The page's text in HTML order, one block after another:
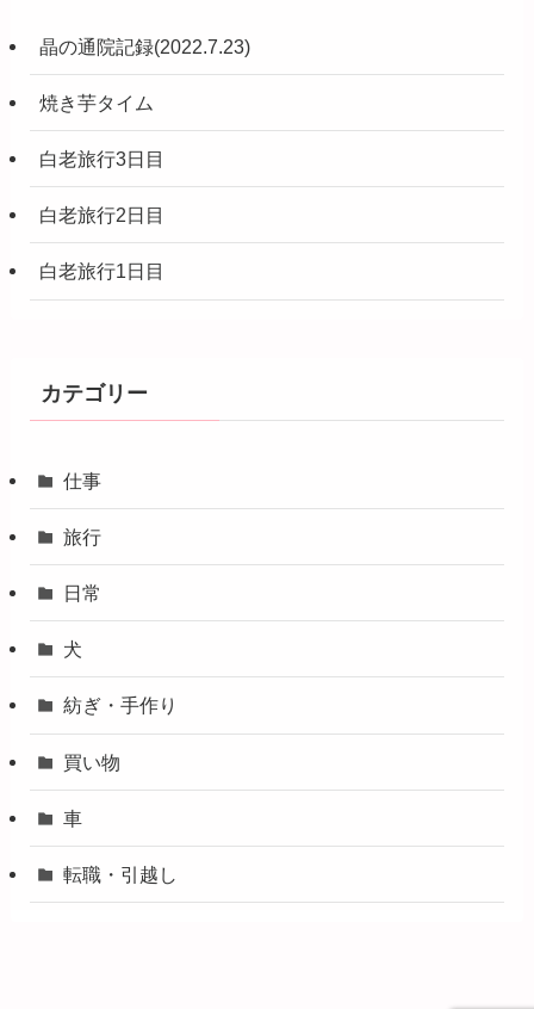
晶の通院記録(2022.7.23)
焼き芋タイム
白老旅行3日目
白老旅行2日目
白老旅行1日目
カテゴリー
仕事
旅行
日常
犬
紡ぎ・手作り
買い物
車
転職・引越し